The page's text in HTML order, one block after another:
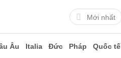
Mới nhất
Âu Italia Đức Pháp Quốc tế